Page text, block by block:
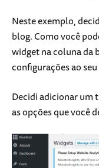
Neste exemplo,
blog. Como você
widget na coluna da
configurações ao
Decidi adicionar um
as opções que você